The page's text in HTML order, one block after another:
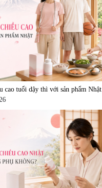
cao tuổi dậy thì với sản phẩm Nhật